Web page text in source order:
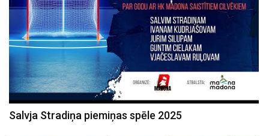
Salvja Stradiņa piemiņas spēle 2025